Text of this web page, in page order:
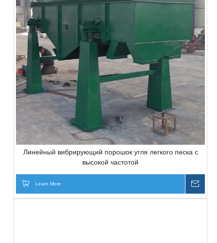
Линейный вибрирующий порошок угля легкого песка с
высокой частотой
Learn More